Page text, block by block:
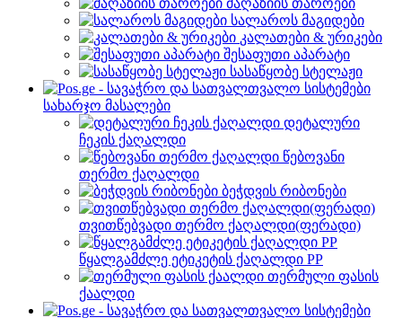
სალაროს მაგიდები
კალათები & ურიკები
შესაფუთი აპარატი
სასაწყობე სტელაჟი
სახარჯო მასალები
დეტალური
ჩეკის ქაღალდი
წებოვანი
თერმო ქაღალდი
ბეჭდვის რიბონები
თვითწებვადი თერმო ქაღალდი(ფერადი)
წყალგამძლე ეტიკეტის ქაღალდი PP
თერმული ფასის
ქაალდი